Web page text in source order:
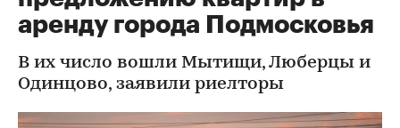
аренду города Подмосковья
В их число вошли Мытищи, Люберцы и
Одинцово, заявили риелторы